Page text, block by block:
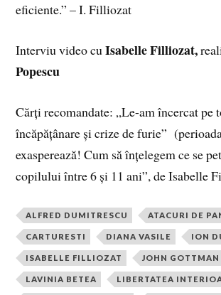
eficiente.” – I. Filliozat
Interviu video cuIsabelle Filliozat,
Popescu
Cărți recomandate: „Le-am încercat pe
încăpățânare și crize de furie”
exasperează! Cum să înțelegem ce se
copilului între 6 și 11 ani”, de Isabelle
ALFRED DUMITRESCU ATACURI DE
CARTURESTI DIANA VASILE ION
ISABELLE FILLIOZAT JOHN GOTTMAN
LAVINIA BETEA LIBERTATEA